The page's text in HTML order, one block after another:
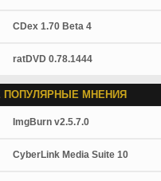
CDex 1.70 Beta 4
ratDVD 0.78.1444
МНЕНИЯ
ImgBurn v2.5.7.0
CyberLink Media Suite 10